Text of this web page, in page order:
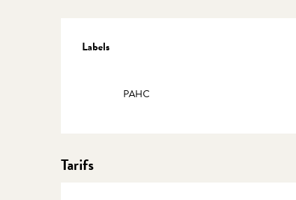
Offres de prestations
Labels
Labels
PAHC
Tarifs